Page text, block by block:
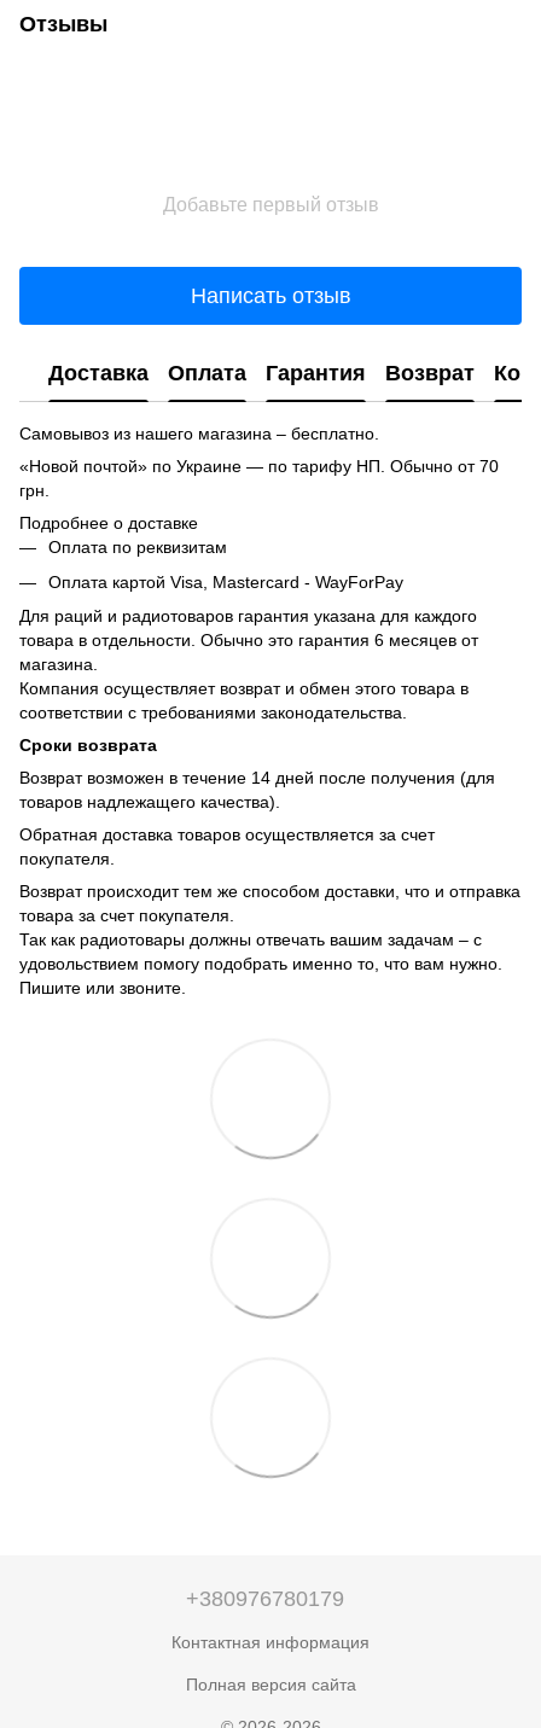
Отзывы
Добавьте первый отзыв
Написать отзыв
Доставка Оплата Гарантия Возврат
Самовывоз из нашего магазина – бесплатно.
«Новой почтой» по Украине — по тарифу НП. Обычно от 70
грн.
Подробнее о доставке
Оплата по реквизитам
Оплата картой Visa, Mastercard - WayForPay
Для раций и радиотоваров гарантия указана для каждого
товара в отдельности. Обычно это гарантия 6 месяцев от
магазина.
Компания осуществляет возврат и обмен этого товара в
соответствии с требованиями законодательства.
Сроки возврата
Возврат возможен в течение 14 дней после получения (для
товаров надлежащего качества).
Обратная доставка товаров осуществляется за счет
покупателя.
Возврат происходит тем же способом доставки, что и отправка
товара за счет покупателя.
Так как радиотовары должны отвечать вашим задачам – с
удовольствием помогу подобрать именно то, что вам нужно.
Пишите или звоните.
+380976780179
Контактная информация
Полная версия сайта